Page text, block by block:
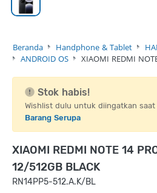
Beranda Handphone & Tablet
ANDROID OS
XIAOMI REDMI
Stok habis!
Wishlist dulu untuk diingatkan
Barang Serupa
XIAOMI REDMI NOTE 14
12/512GB BLACK
RN14PP5-512.A.K/BL